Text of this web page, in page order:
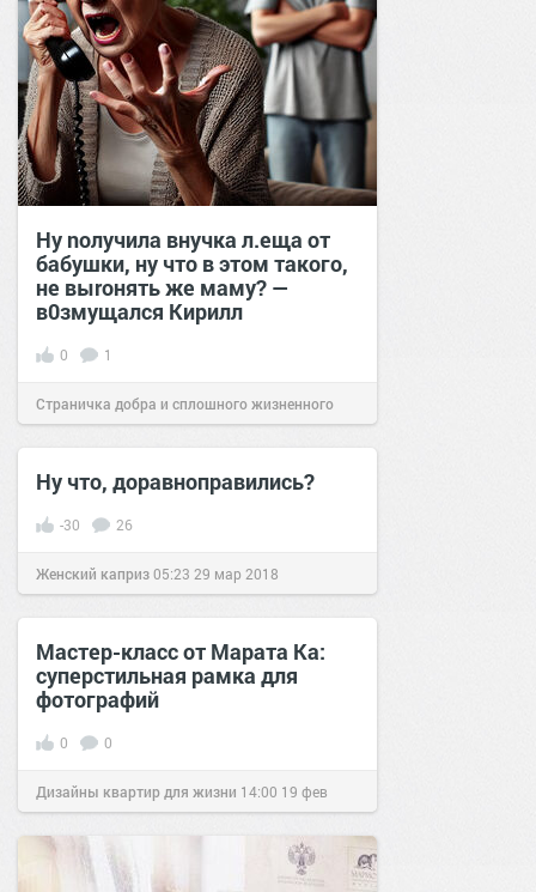
Ну nолучила внучка л.еща от
бабушки, ну что в этом такого,
не выrонять же маму? —
в0змущался Кирилл
0 1
Страничка добра и сплошного жизненного
позитива! 19:00 19 фев 2025
Ну что, доравноправились?
-30 26
Женский каприз05:23 29 мар 2018
Мастер-класс от Марата Ка:
суперстильная рамка для
фотографий
0 0
Дизайны квартир для жизни 14:00 19 фев
2017